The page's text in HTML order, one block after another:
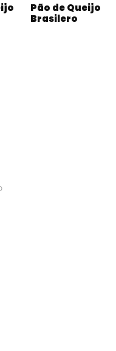
Pão de Queijo
Brasilero